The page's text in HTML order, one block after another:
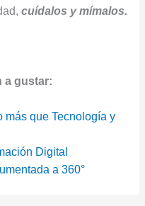
cuídalos y mímalos.
a gustar:
más que Tecnología y
Digital
a 360°